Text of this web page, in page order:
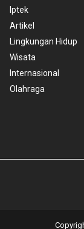
Iptek
Artikel
Lingkungan Hidup
Wisata
Internasional
Olahraga